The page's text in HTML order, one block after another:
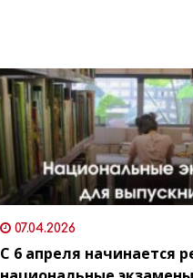
07.04.2026
С 6 апреля начинается